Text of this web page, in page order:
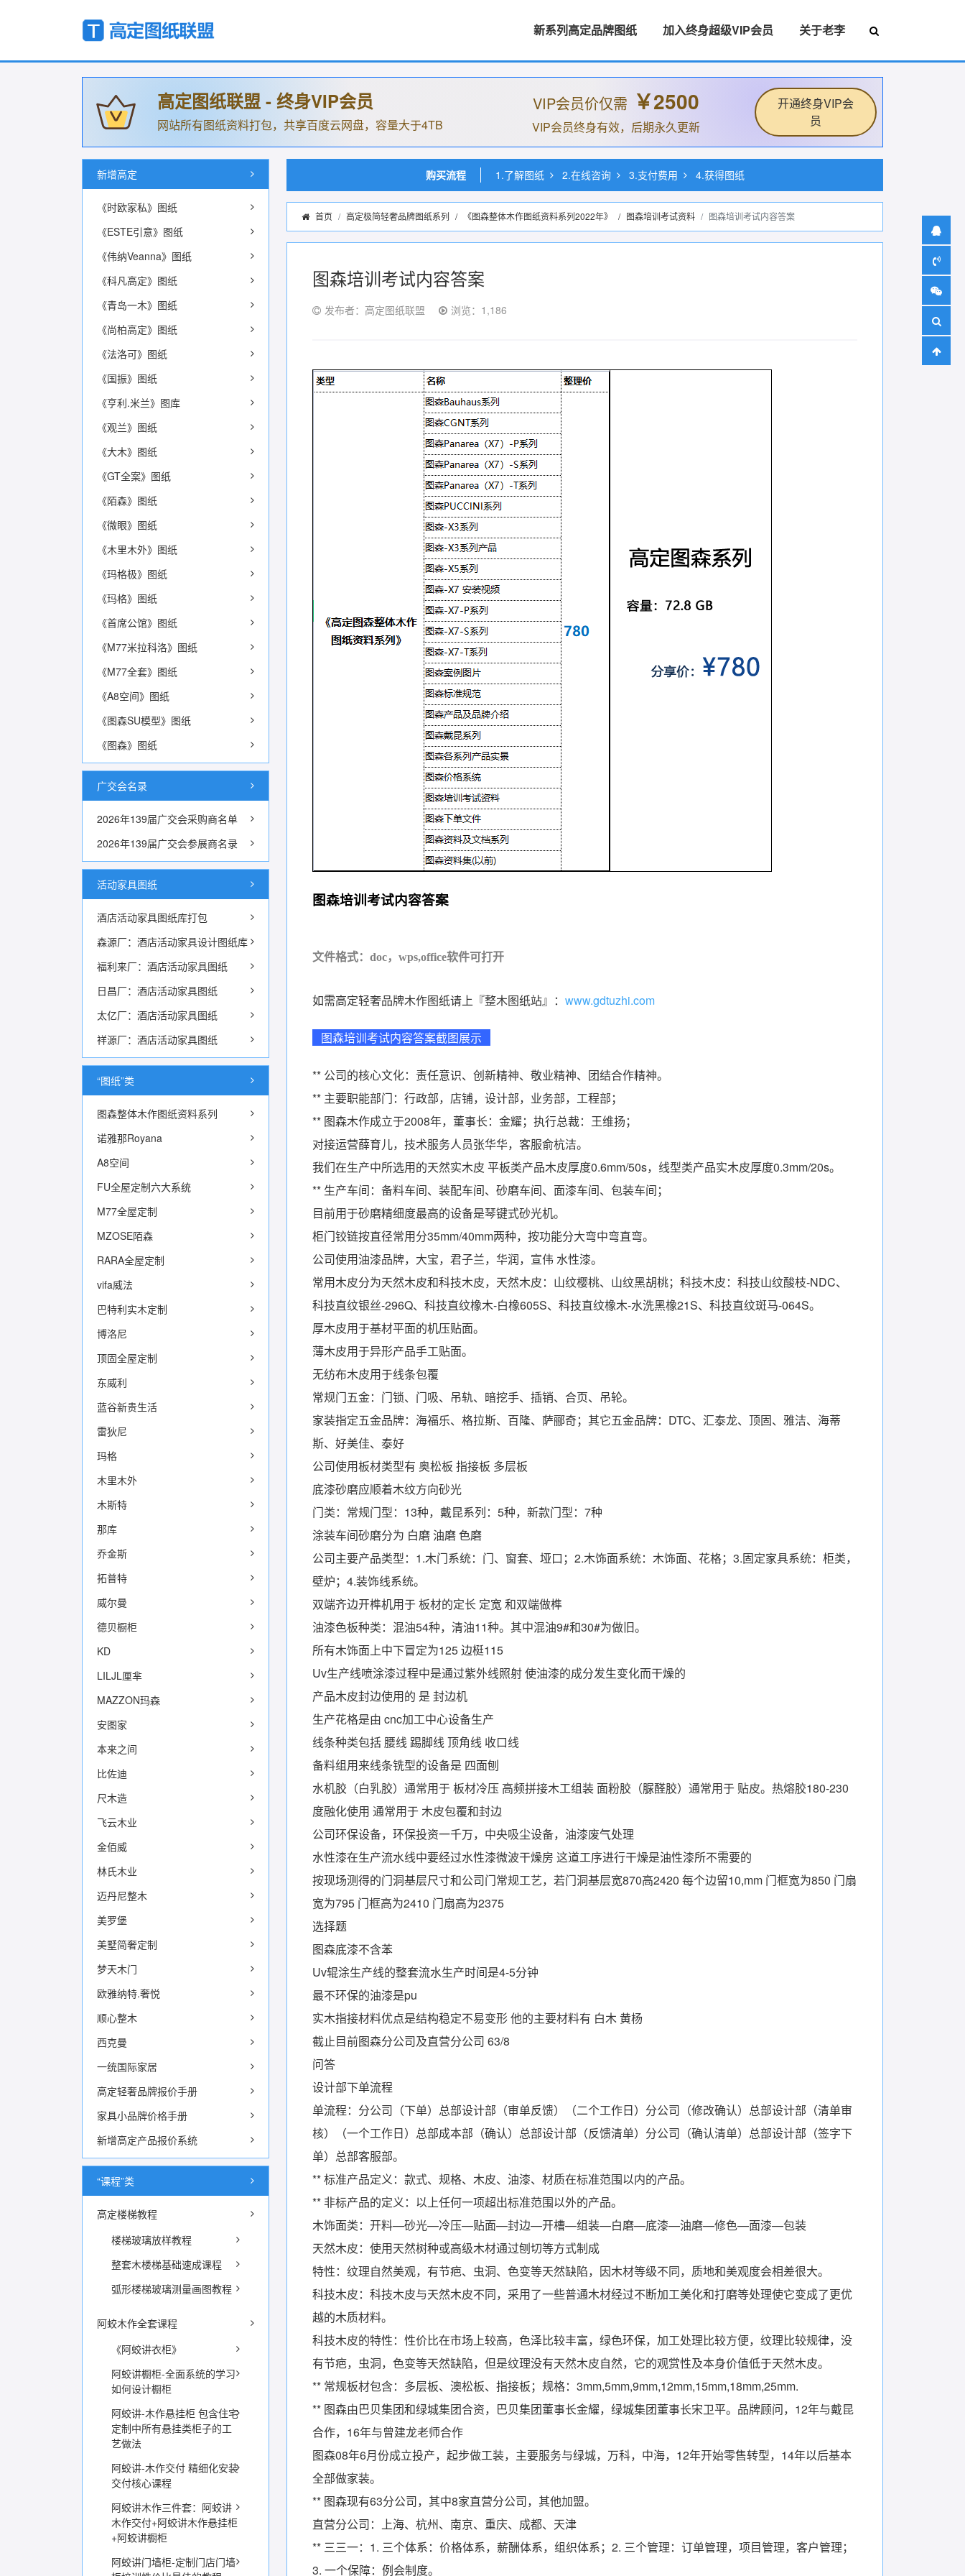
新系列高定品牌图纸 加入终身超级VIP会员 关于老李
高定图纸联盟 - 终身VIP会员
网站所有图纸资料打包，共享百度云网盘，容量大于4TB
VIP会员价仅需 ￥2500
VIP会员终身有效，后期永久更新
开通终身VIP会
员
新增高定
《时欧家私》图纸
《ESTE引意》图纸
《伟纳Veanna》图纸
《科凡高定》图纸
《青岛一木》图纸
《尚柏高定》图纸
《法洛可》图纸
《国振》图纸
《亨利.米兰》图库
《观兰》图纸
《大木》图纸
《GT全案》图纸
《陌森》图纸
《微眼》图纸
《木里木外》图纸
《玛格极》图纸
《玛格》图纸
《首席公馆》图纸
《M77米拉科洛》图纸
《M77全套》图纸
《A8空间》图纸
《图森SU模型》图纸
《图森》图纸
广交会名录
2026年139届广交会采购商名单
2026年139届广交会参展商名录
活动家具图纸
酒店活动家具图纸库打包
森源厂：酒店活动家具设计图纸库
福利来厂：酒店活动家具图纸
日昌厂：酒店活动家具图纸
太亿厂：酒店活动家具图纸
祥源厂：酒店活动家具图纸
“图纸”类
图森整体木作图纸资料系列
诺雅那Royana
A8空间
FU全屋定制六大系统
M77全屋定制
MZOSE陌森
RARA全屋定制
vifa威法
巴特利实木定制
博洛尼
顶固全屋定制
东威利
蓝谷新贵生活
雷狄尼
玛格
木里木外
木斯特
那库
乔金斯
拓普特
威尔曼
德贝橱柜
KD
LILJL厘芈
MAZZON玛森
安图家
本来之间
比佐迪
尺木造
飞云木业
金佰威
林氏木业
迈丹尼整木
美罗堡
美墅简奢定制
梦天木门
欧雅纳特.奢悦
顺心整木
西克曼
一统国际家居
高定轻奢品牌报价手册
家具小品牌价格手册
新增高定产品报价系统
“课程”类
高定楼梯教程
楼梯玻璃放样教程
整套木楼梯基础速成课程
弧形楼梯玻璃测量画图教程
阿蛟木作全套课程
《阿蛟讲衣柜》
阿蛟讲橱柜-全面系统的学习
如何设计橱柜
阿蛟讲-木作悬挂柜 包含住宅
定制中所有悬挂类柜子的工
艺做法
阿蛟讲-木作交付 精细化安装
交付核心课程
阿蛟讲木作三件套：阿蛟讲
木作交付+阿蛟讲木作悬挂柜
+阿蛟讲橱柜
阿蛟讲门墙柜-定制门店门墙
购买流程 1.了解图纸 2.在线咨询 3.支付费用 4.获得图纸
首页 高定极简轻奢品牌图纸系列 / 《图森整体木作图纸资料系列2022年》 / 图森培训考试资料 图森培训考试内容答案
图森培训考试内容答案
发布者：高定图纸联盟 浏览：1,186
图森培训考试内容答案
文件格式：doc，wps,office软件可打开
如需高定轻奢品牌木作图纸请上『整木图纸站』： www.gdtuzhi.com
图森培训考试内容答案截图展示
** 公司的核心文化：责任意识、创新精神、敬业精神、团结合作精神。
** 主要职能部门：行政部，店铺，设计部，业务部，工程部；
** 图森木作成立于2008年，董事长：金耀；执行总裁：王维扬；
对接运营薛育儿，技术服务人员张华华，客服俞杭洁。
我们在生产中所选用的天然实木皮 平板类产品木皮厚度0.6mm/50s，线型类产品实木皮厚度0.3mm/20s。
** 生产车间：备料车间、装配车间、砂磨车间、面漆车间、包装车间；
目前用于砂磨精细度最高的设备是琴键式砂光机。
柜门铰链按直径常用分35mm/40mm两种，按功能分大弯中弯直弯。
公司使用油漆品牌，大宝，君子兰，华润，宣伟 水性漆。
常用木皮分为天然木皮和科技木皮，天然木皮：山纹樱桃、山纹黑胡桃；科技木皮：科技山纹酸枝-NDC、
科技直纹银丝-296Q、科技直纹橡木-白橡605S、科技直纹橡木-水洗黑橡21S、科技直纹斑马-064S。
厚木皮用于基材平面的机压贴面。
薄木皮用于异形产品手工贴面。
无纺布木皮用于线条包覆
常规门五金：门锁、门吸、吊轨、暗挖手、插销、合页、吊轮。
家装指定五金品牌：海福乐、格拉斯、百隆、萨郦奇；其它五金品牌：DTC、汇泰龙、顶固、雅洁、海蒂
斯、好美佳、泰好
公司使用板材类型有 奥松板 指接板 多层板
底漆砂磨应顺着木纹方向砂光
门类：常规门型：13种，戴昆系列：5种，新款门型：7种
涂装车间砂磨分为 白磨 油磨 色磨
公司主要产品类型：1.木门系统：门、窗套、垭口；2.木饰面系统：木饰面、花格；3.固定家具系统：柜类，
壁炉；4.装饰线系统。
双端齐边开榫机用于 板材的定长 定宽 和双端做榫
油漆色板种类：混油54种，清油11种。其中混油9#和30#为做旧。
所有木饰面上中下冒定为125 边梃115
Uv生产线喷涂漆过程中是通过紫外线照射 使油漆的成分发生变化而干燥的
产品木皮封边使用的 是 封边机
生产花格是由 cnc加工中心设备生产
线条种类包括 腰线 踢脚线 顶角线 收口线
备料组用来线条铣型的设备是 四面刨
水机胶（白乳胶）通常用于 板材冷压 高频拼接木工组装 面粉胶（脲醛胶）通常用于 贴皮。热熔胶180-230
度融化使用 通常用于 木皮包覆和封边
公司环保设备，环保投资一千万，中央吸尘设备，油漆废气处理
水性漆在生产流水线中要经过水性漆微波干燥房 这道工序进行干燥是油性漆所不需要的
按现场测得的门洞基层尺寸和公司门常规工艺，若门洞基层宽870高2420 每个边留10,mm 门框宽为850 门扇
宽为795 门框高为2410 门扇高为2375
选择题
图森底漆不含苯
Uv辊涂生产线的整套流水生产时间是4-5分钟
最不环保的油漆是pu
实木指接材料优点是结构稳定不易变形 他的主要材料有 白木 黄杨
截止目前图森分公司及直营分公司 63/8
问答
设计部下单流程
单流程：分公司（下单）总部设计部（审单反馈）（二个工作日）分公司（修改确认）总部设计部（清单审
核）（一个工作日）总部成本部（确认）总部设计部（反馈清单）分公司（确认清单）总部设计部（签字下
单）总部客服部。
** 标准产品定义：款式、规格、木皮、油漆、材质在标准范围以内的产品。
** 非标产品的定义：以上任何一项超出标准范围以外的产品。
木饰面类：开料—砂光—冷压—贴面—封边—开槽—组装—白磨—底漆—油磨—修色—面漆—包装
天然木皮：使用天然树种或高级木材通过刨切等方式制成
特性：纹理自然美观，有节疤、虫洞、色变等天然缺陷，因木材等级不同，质地和美观度会相差很大。
科技木皮：科技木皮与天然木皮不同，采用了一些普通木材经过不断加工美化和打磨等处理使它变成了更优
越的木质材料。
科技木皮的特性：性价比在市场上较高，色泽比较丰富，绿色环保，加工处理比较方便，纹理比较规律，没
有节疤，虫洞，色变等天然缺陷，但是纹理没有天然木皮自然，它的观赏性及本身价值低于天然木皮。
** 常规板材包含：多层板、澳松板、指接板；规格：3mm,5mm,9mm,12mm,15mm,18mm,25mm.
** 图森由巴贝集团和绿城集团合资，巴贝集团董事长金耀，绿城集团董事长宋卫平。品牌顾问，12年与戴昆
合作，16年与曾建龙老师合作
图森08年6月份成立投产，起步做工装，主要服务与绿城，万科，中海，12年开始零售转型，14年以后基本
全部做家装。
** 图森现有63分公司，其中8家直营分公司，其他加盟。
直营分公司：上海、杭州、南京、重庆、成都、天津
** 三三一：1. 三个体系：价格体系，薪酬体系，组织体系；2. 三个管理：订单管理，项目管理，客户管理；
3. 一个保障：例会制度。